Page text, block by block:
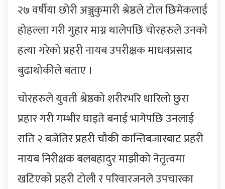
२७ वर्षीया छोरी अञ्जुकुमारी श्रेष्ठले टोल छिमेकलाई
होहल्ला गरी गुहार माग्न थालेपछि चोरहरुले उनको
हत्या गरेको प्रहरी नायब उपरीक्षक माधवप्रसाद
बुढाथोकीले बताए ।
चोरहरुले युवती श्रेष्ठको शरीरभरि धारिलो छुरा
प्रहार गरी गम्भीर घाइते बनाई भागेपछि उनलाई
राति २ बजेतिर प्रहरी चौकी कान्तिबजारबाट प्रहरी
नायब निरीक्षक बलबहादुर माझीको नेतृत्वमा
खटिएको प्रहरी टोली र परिवारजनले उपचारका